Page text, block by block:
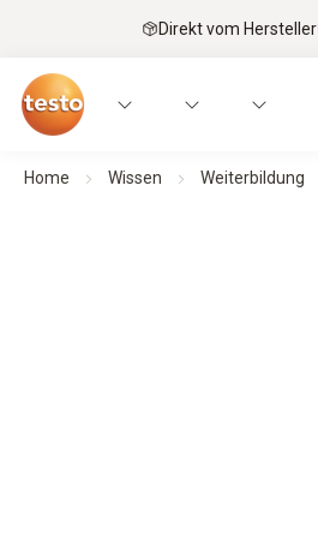
Direkt vom Hersteller
Home Wissen Weiterbildung